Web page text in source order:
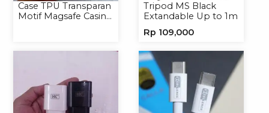
Case TPU Transparan
Motif Magsafe Casing
Tripod MS Black
Extandable Up to 1m
Rp 109,000